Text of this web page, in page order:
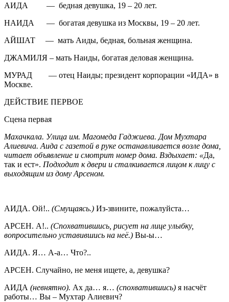
АИДА — бедная девушка, 19 – 20 лет.
НАИДА — богатая девушка из Москвы, 19 – 20 лет.
АЙШАТ — мать Аиды, бедная, больная женщина.
ДЖАМИЛЯ – мать Наиды, богатая деловая женщина.
МУРАД — отец Наиды; президент корпорации «ИДА» в
Москве.
ДЕЙСТВИЕ ПЕРВОЕ
Сцена первая
Махачкала. Улица им. Магомеда Гаджиева. Дом Мухтара
Алиевича. Аида с газетой в руке останавливается возле дома,
читает объявление и смотрит номер дома. Вздыхает: «Да,
так и ест». Подходит к двери и сталкивается лицом к лицу с
выходящим из дому Арсеном.
АИДА. Ой!.. (Смущаясь.) Из-звините, пожалуйста…
АРСЕН. А!.. (Спохватившись, рисует на лице улыбку,
вопросительно уставившись на неё.) Вы-ы…
АИДА. Я… А-а… Что?..
АРСЕН. Случайно, не меня ищете, а, девушка?
АИДА (невнятно). Ах да… я… (спохватившись) я насчёт
работы… Вы – Мухтар Алиевич?